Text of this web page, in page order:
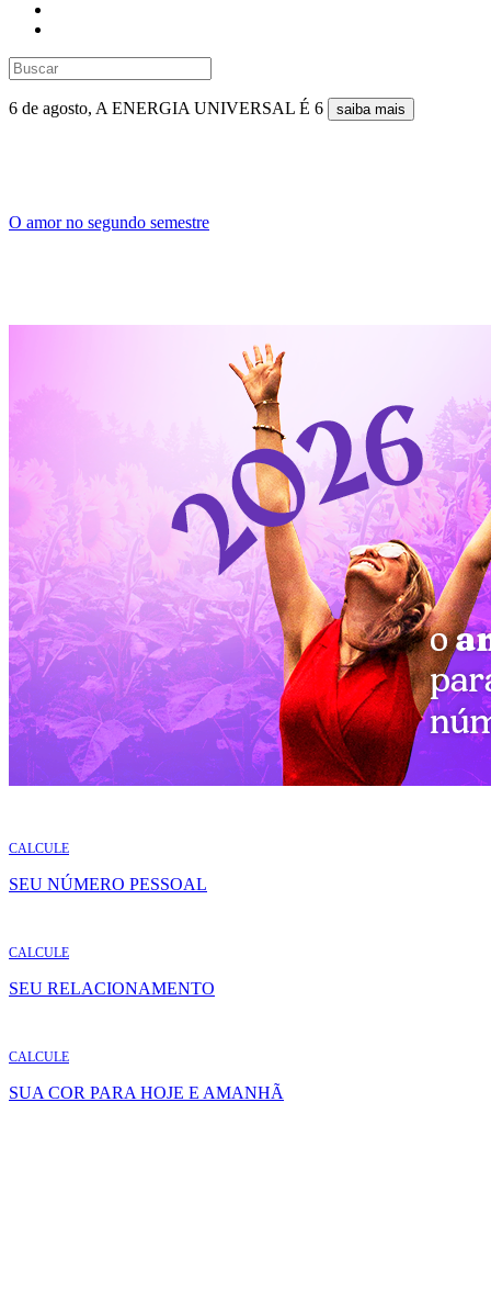
6 de agosto, A ENERGIA UNIVERSAL É 6 saiba mais
O amor no segundo semestre
CALCULE
SEU NÚMERO PESSOAL
CALCULE
SEU RELACIONAMENTO
CALCULE
SUA COR PARA HOJE E AMANHÃ